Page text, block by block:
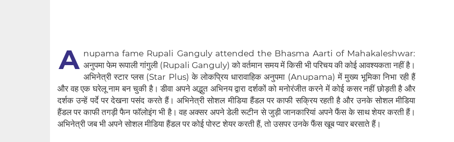
A nupama fame Rupali Ganguly attended the Bhasma Aarti of Mahakaleshwar:
अनुपमा फेम रूपाली गांगुली (Rupali Ganguly) को वर्तमान समय में किसी भी परिचय की‌‌ कोई आवश्यकता नहीं है।
अभिनेत्री स्टार प्लस (Star Plus) के लोकप्रिय धारावाहिक अनुपमा (Anupama) में मुख्य भूमिका निभा रही हैं
और वह एक घरेलू नाम बन चुकी है। डीवा अपने अद्भुत अभिनय द्वारा दर्शकों को मनोरंजीत करने में कोई कसर नहीं छोड़ती है और
दर्शक उन्हें पर्दे पर देखना पसंद करते हैं। अभिनेत्री सोशल मीडिया हैंडल पर काफी सक्रिय रहती है और उनके सोशल मीडिया
हैंडल पर काफी तगड़ी फैन फॉलोइंग भी है। वह अक्सर अपने डेली रूटीन से जुड़ी जानकारियां अपने फैंस के साथ शेयर करती हैं।
अभिनेत्री जब भी अपने सोशल मीडिया हैंडल पर कोई पोस्ट शेयर करती हैं, तो उसपर उनके फैंस खूब प्यार बरसाते हैं।